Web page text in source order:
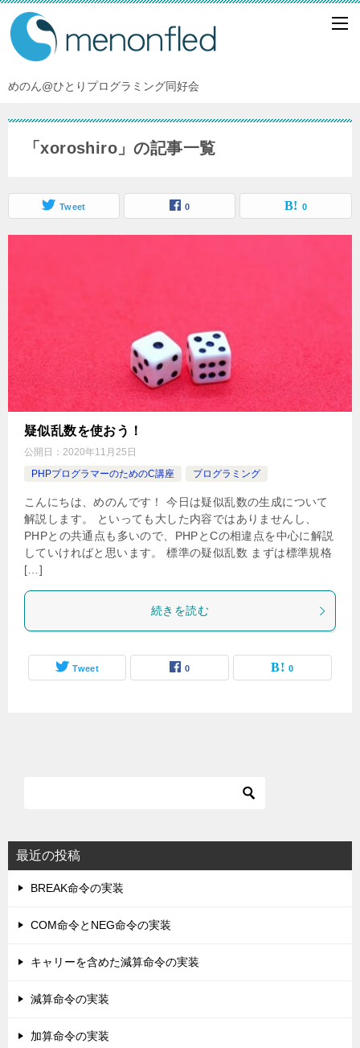
めのん@ひとりプログラミング同好会
「xoroshiro」の記事一覧
Tweet 0 0
疑似乱数を使おう！
公開日： 2020年11月25日
PHPプログラマーのためのC講座
プログラミング
こんにちは、めのんです！ 今日は疑似乱数の生成について
解説します。 といっても大した内容ではありませんし、
PHPとの共通点も多いので、PHPとCの相違点を中心に解説
していければと思います。 標準の疑似乱数 まずは標準規格
[…]
続きを読む
Tweet 0 0
最近の投稿
BREAK命令の実装
COM命令とNEG命令の実装
キャリーを含めた減算命令の実装
減算命令の実装
加算命令の実装